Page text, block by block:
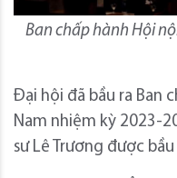
Ban chấp hành Hội
Đại hội đã bầu ra Ban
Nam nhiệm kỳ 2023-
sư Lê Trương được